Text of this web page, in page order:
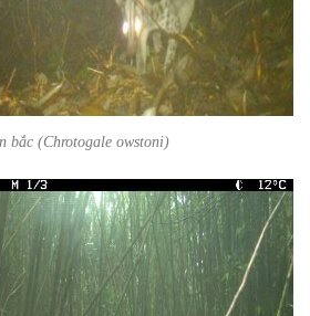
bắc (Chrotogale owstoni)